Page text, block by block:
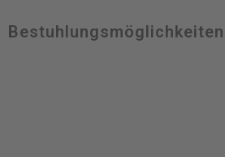
Bestuhlungsmöglichkeiten